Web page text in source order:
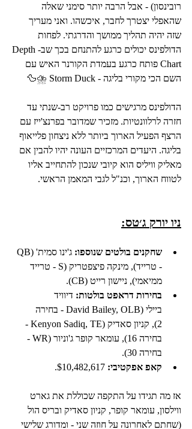
רובינסון) - אבל הרבה יותר סימני שאלה
שהאפלי יצטרך לחבר, איכשהו. ואני מעריך
שזה יהיה תהליך ממושך והדרגתי. לפחות
הדולפינס יכולים כרגע להתנחם בכך שב-Depth
Chart פותח כרגע בעמדת הקורנר האיש עם
השם הכי מקורי בליגה - Storm Duck ⛈️🦆
הדולפינס מרגישים כמו פרויקט רב-שנתי עד
חזרה לרלוונטיות. מזכיר שמדובר בפרנצ'ייז עם
הרצף הפעיל הארוך ביותר ללא ניצחון פלייאוף
בליגה. היעדים המרכזיים העונה יהיו להבין אם
מאליק וויליס הוא קיובי שנכון להתחייב אליו
לטווח הארוך, וכנ"ל לגבי המאמן הראשי.
ניו יורק ג׳טס:
שחקנים בולטים שנוספו:
- טרייד), מינקה פיצפטריק (S - טרייד
ממיאמי), ניישון רייט (CB).
בחירות דראפט בולטות: דיוויד
ביילי (David Bailey, OLB - בחירה
2), קניון סאדיק (Kenyon Sadiq, TE -
בחירה 16), עומאר קופר ג'וניור (WR -
בחירה 30).
קאפ אפקטיבי:
אז מה תגידו על התקפה שכוללת את גארט
ווילסון, עומאר קופר, קניון סאדיק ובריס הול
(שחתם לאחרונה על חוזה שני - ומדורג שלישי